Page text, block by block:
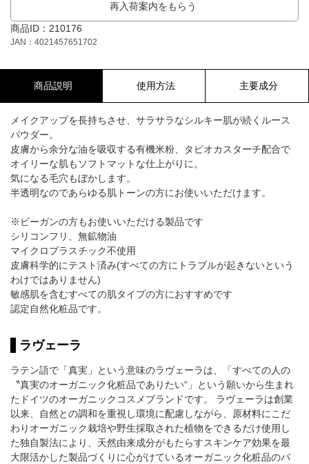
再入荷案内をもらう
商品ID：210176
JAN：4021457651702
商品説明 使用方法 主要成分
メイクアップを長持ちさせ、サラサラなシルキー肌が続くルース
パウダー。
皮膚から余分な油を吸収する有機米粉、タピオカスターチ配合で
オイリーな肌もソフトマットな仕上がりに。
気になる毛穴もぼかします。
半透明なのであらゆる肌トーンの方にお使いいただけます。
※ビーガンの方もお使いいただける製品です
シリコンフリ、無鉱物油
マイクロプラスチック不使用
皮膚科学的にテスト済み(すべての方にトラブルが起きないという
わけではありません)
敏感肌を含むすべての肌タイプの方におすすめです
認定自然化粧品です。
ラヴェーラ
ラテン語で「真実」という意味のラヴェーラは、「すべての人の
〝真実のオーガニック化粧品でありたい“」という願いから生まれ
たドイツのオーガニックコスメブランドです。 ラヴェーラは創業
以来、自然との調和を重視し環境に配慮しながら、原材料にこだ
わりオーガニック栽培や野生採取された植物をできるだけ使用し
た独自製法により、天然由来成分がもたらすスキンケア効果を最
大限活かした製品づくりに心がけているオーガニック化粧品のパ